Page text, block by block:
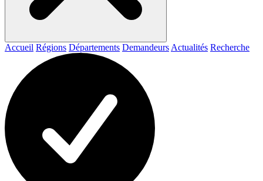
Accueil Régions Départements Demandeurs Actualités Recherche